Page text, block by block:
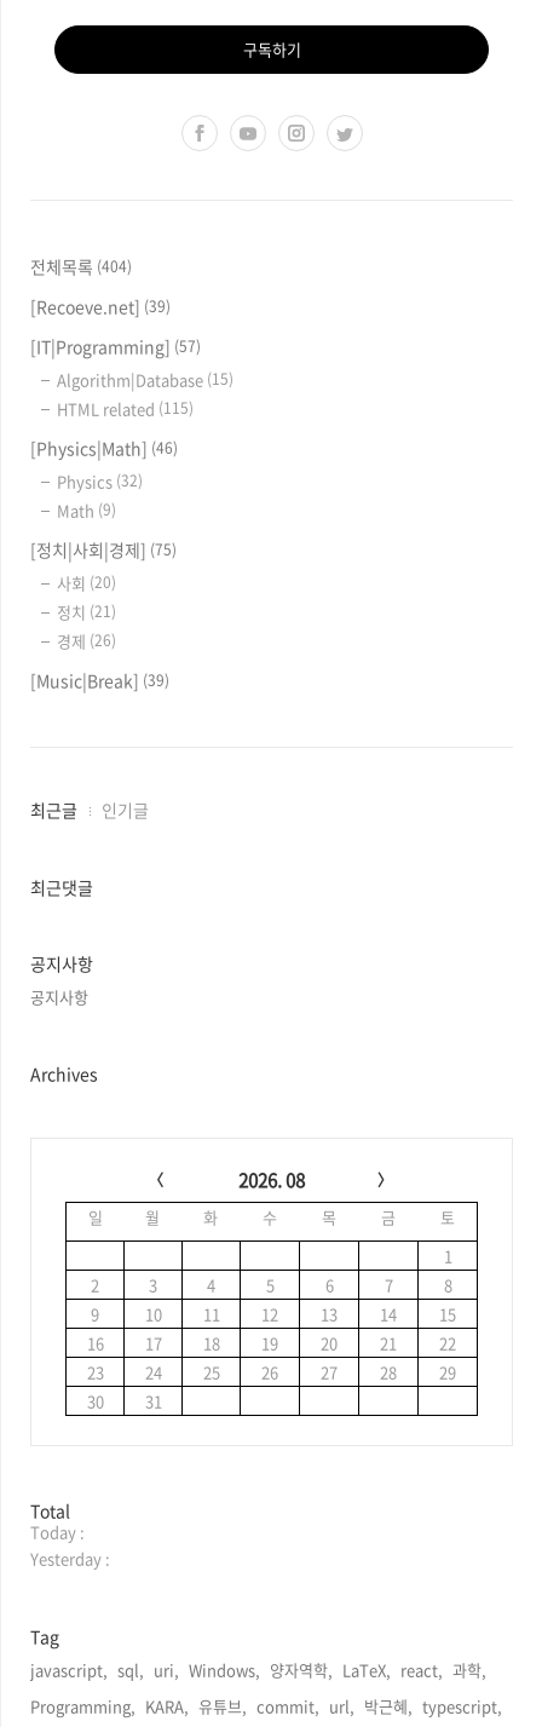
구독하기
전체목록 (404)
[Recoeve.net] (39)
[IT|Programming] (57)
Algorithm|Database (15)
HTML related (115)
[Physics|Math] (46)
Physics (32)
Math (9)
[정치|사회|경제] (75)
사회 (20)
정치 (21)
경제 (26)
[Music|Break] (39)
최
과
글
최근글 인기글
최근댓글
공지사항
공지사항
Archives
2026. 08
일 월 화 수 목 금
토
1
2
3 4 5 6 7
8
9
10 11 12 13 14
15
16
17 18 19 20 21
22
23
24 25 26 27 28
29
30
31
방
문
자
Total
Today :
Yesterday :
Tag
javascript, sql, uri, Windows, 양자역학, LaTeX, react, 과학,
Programming, KARA, 유튜브, commit, url, 박근혜, typescript,